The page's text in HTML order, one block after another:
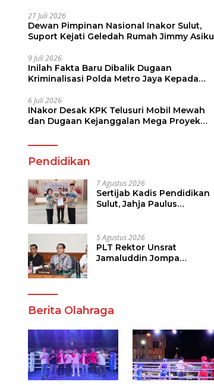
27 Juli 2026
Dewan Pimpinan Nasional Inakor Sulut,
Suport Kejati Geledah Rumah Jimmy Asiku
9 Juli 2026
Inilah Fakta Baru Dibalik Dugaan
Kriminalisasi Polda Metro Jaya Kepada
6 Juli 2026
INakor Desak KPK Telusuri Mobil Mewah
dan Dugaan Kejanggalan Mega Proyek
Pendidikan
7 Agustus 2026
Sertijab Kadis Pendidikan
Sulut, Jahja Paulus
Pendidikan
5 Agustus 2026
PLT Rektor Unsrat
Jamaluddin Jompa
Berita Olahraga